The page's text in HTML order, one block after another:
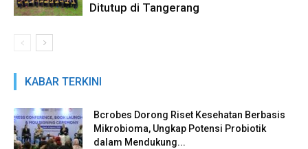
Ditutup di Tangerang
KABAR TERKINI
Bcrobes Dorong Riset Kesehatan Berbasis
Mikrobioma, Ungkap Potensi Probiotik
dalam Mendukung...